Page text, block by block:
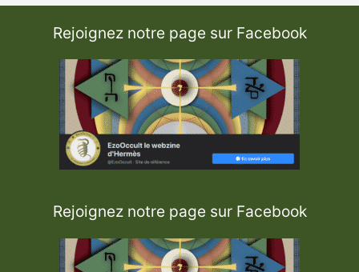
Rejoignez notre page sur Facebook
Rejoignez notre page sur Facebook